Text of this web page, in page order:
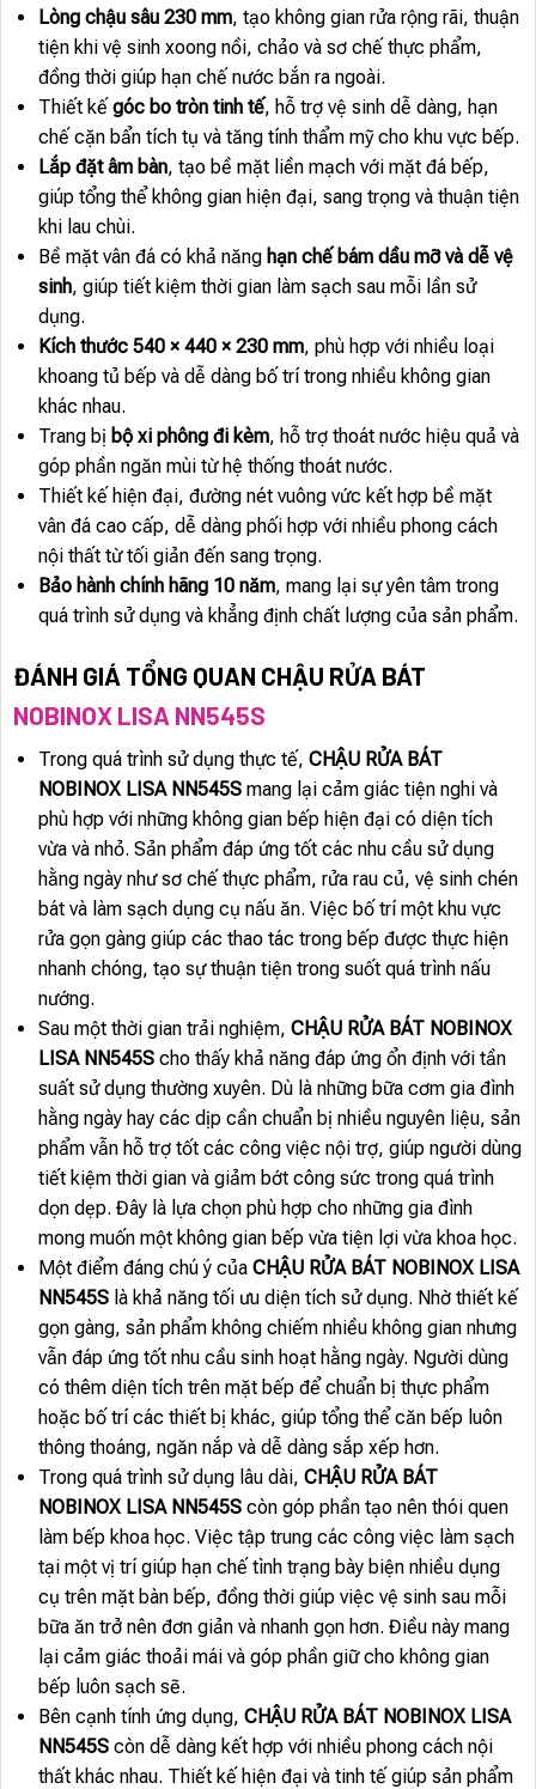
Lòng chậu sâu 230 mm, tạo không gian rửa rộng rãi, thuận
tiện khi vệ sinh xoong nồi, chảo và sơ chế thực phẩm,
đồng thời giúp hạn chế nước bắn ra ngoài.
Thiết kế góc bo tròn tinh tế, hỗ trợ vệ sinh dễ dàng, hạn
chế cặn bẩn tích tụ và tăng tính thẩm mỹ cho khu vực bếp.
Lắp đặt âm bàn, tạo bề mặt liền mạch với mặt đá bếp,
giúp tổng thể không gian hiện đại, sang trọng và thuận tiện
khi lau chùi.
Bề mặt vân đá có khả năng hạn chế bám dầu mỡ và dễ vệ
sinh, giúp tiết kiệm thời gian làm sạch sau mỗi lần sử
dụng.
Kích thước 540 × 440 × 230 mm, phù hợp với nhiều loại
khoang tủ bếp và dễ dàng bố trí trong nhiều không gian
khác nhau.
Trang bị bộ xi phông đi kèm, hỗ trợ thoát nước hiệu quả và
góp phần ngăn mùi từ hệ thống thoát nước.
Thiết kế hiện đại, đường nét vuông vức kết hợp bề mặt
vân đá cao cấp, dễ dàng phối hợp với nhiều phong cách
nội thất từ tối giản đến sang trọng.
Bảo hành chính hãng 10 năm, mang lại sự yên tâm trong
quá trình sử dụng và khẳng định chất lượng của sản phẩm.
ĐÁNH GIÁ TỔNG QUAN CHẬU RỬA BÁT
NOBINOX LISA NN545S
Trong quá trình sử dụng thực tế, CHẬU RỬA BÁT
NOBINOX LISA NN545Smang lại cảm giác tiện nghi và
phù hợp với những không gian bếp hiện đại có diện tích
vừa và nhỏ. Sản phẩm đáp ứng tốt các nhu cầu sử dụng
hằng ngày như sơ chế thực phẩm, rửa rau củ, vệ sinh chén
bát và làm sạch dụng cụ nấu ăn. Việc bố trí một khu vực
rửa gọn gàng giúp các thao tác trong bếp được thực hiện
nhanh chóng, tạo sự thuận tiện trong suốt quá trình nấu
nướng.
Sau một thời gian trải nghiệm, CHẬU RỬA BÁT NOBINOX
LISA NN545Scho thấy khả năng đáp ứng ổn định với tần
suất sử dụng thường xuyên. Dù là những bữa cơm gia đình
hằng ngày hay các dịp cần chuẩn bị nhiều nguyên liệu, sản
phẩm vẫn hỗ trợ tốt các công việc nội trợ, giúp người dùng
tiết kiệm thời gian và giảm bớt công sức trong quá trình
dọn dẹp. Đây là lựa chọn phù hợp cho những gia đình
mong muốn một không gian bếp vừa tiện lợi vừa khoa học.
Một điểm đáng chú ý của CHẬU RỬA BÁT NOBINOX LISA
NN545Slà khả năng tối ưu diện tích sử dụng. Nhờ thiết kế
gọn gàng, sản phẩm không chiếm nhiều không gian nhưng
vẫn đáp ứng tốt nhu cầu sinh hoạt hằng ngày. Người dùng
có thêm diện tích trên mặt bếp để chuẩn bị thực phẩm
hoặc bố trí các thiết bị khác, giúp tổng thể căn bếp luôn
thông thoáng, ngăn nắp và dễ dàng sắp xếp hơn.
Trong quá trình sử dụng lâu dài, CHẬU RỬA BÁT
NOBINOX LISA NN545Scòn góp phần tạo nên thói quen
làm bếp khoa học. Việc tập trung các công việc làm sạch
tại một vị trí giúp hạn chế tình trạng bày biện nhiều dụng
cụ trên mặt bàn bếp, đồng thời giúp việc vệ sinh sau mỗi
bữa ăn trở nên đơn giản và nhanh gọn hơn. Điều này mang
lại cảm giác thoải mái và góp phần giữ cho không gian
bếp luôn sạch sẽ.
Bên cạnh tính ứng dụng, CHẬU RỬA BÁT NOBINOX LISA
NN545Scòn dễ dàng kết hợp với nhiều phong cách nội
thất khác nhau. Thiết kế hiện đại và tinh tế giúp sản phẩm